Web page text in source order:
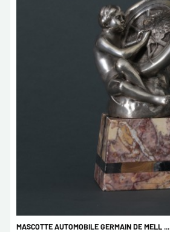
MASCOTTE AUTOMOBILE GERMAIN DE MELL ...